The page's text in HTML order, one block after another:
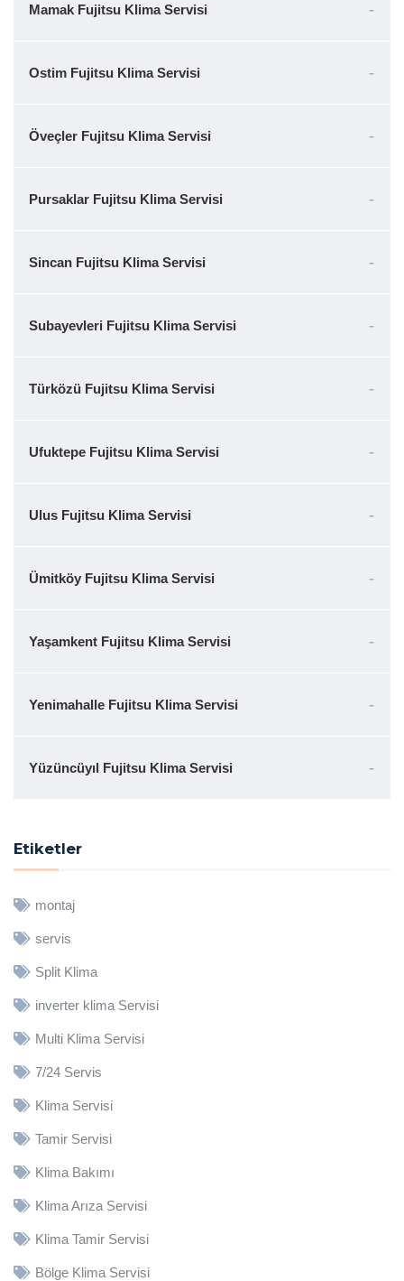
Mamak Fujitsu Klima Servisi
Ostim Fujitsu Klima Servisi
Öveçler Fujitsu Klima Servisi
Pursaklar Fujitsu Klima Servisi
Sincan Fujitsu Klima Servisi
Subayevleri Fujitsu Klima Servisi
Türközü Fujitsu Klima Servisi
Ufuktepe Fujitsu Klima Servisi
Ulus Fujitsu Klima Servisi
Ümitköy Fujitsu Klima Servisi
Yaşamkent Fujitsu Klima Servisi
Yenimahalle Fujitsu Klima Servisi
Yüzüncüyıl Fujitsu Klima Servisi
Etiketler
montaj
servis
Split Klima
inverter klima Servisi
Multi Klima Servisi
7/24 Servis
Klima Servisi
Tamir Servisi
Klima Bakımı
Klima Arıza Servisi
Klima Tamir Servisi
Bölge Klima Servisi